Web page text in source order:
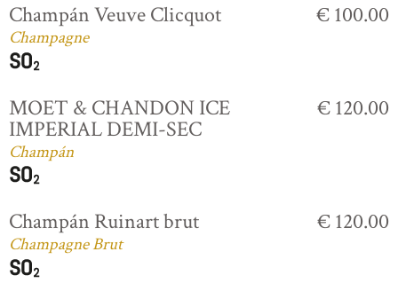
Champán Veuve Clicquot
Champagne
€ 100.00
MOET & CHANDON ICE
IMPERIAL DEMI-SEC
Champán
€ 120.00
Champán Ruinart brut
Champagne Brut
€ 120.00